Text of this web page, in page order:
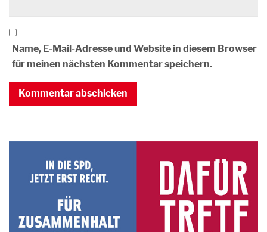
Name, E-Mail-Adresse und Website in diesem Browser
für meinen nächsten Kommentar speichern.